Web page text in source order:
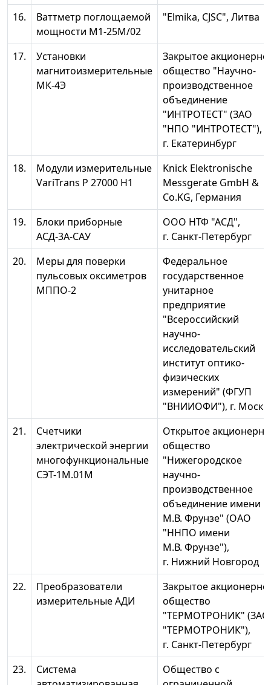
16.
Ваттметр поглощаемой
мощности М1-25М/02
"Elmika, CJSC", Литва
17.
Установки
магнитоизмерительные
МК-4Э
Закрытое
общество "Научно-
производственное
объединение
"ИНТРОТЕСТ" (ЗАО
"НПО "ИНТРОТЕСТ"),
г. Екатеринбург
18.
Модули измерительные
VariTrans Р 27000 Н1
Knick Elektronische
Messgerate GmbH &
Co.KG, Германия
19.
Блоки приборные
АСД-3А-САУ
ООО НТФ "АСД",
г. Санкт-Петербург
20.
Меры для поверки
пульсовых оксиметров
МППО-2
Федеральное
государственное
унитарное
предприятие
"Всероссийский
научно-
исследовательский
институт оптико-
физических
измерений" (ФГУП
"ВНИИОФИ"), г.
21.
Счетчики
электрической энергии
многофункциональные
СЭТ-1М.01М
Открытое
общество
"Нижегородское
научно-
производственное
объединение имени
М.В. Фрунзе" (ОАО
"ННПО имени
М.В. Фрунзе"),
г. Нижний Новгород
22.
Преобразователи
измерительные АДИ
Закрытое
общество
"ТЕРМОТРОНИК" (ЗАО
"ТЕРМОТРОНИК"),
г. Санкт-Петербург
23.
Система
Общество с